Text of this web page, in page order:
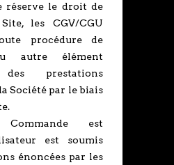
réserve le droit de
les CGV/CGU
procédure de
autre élément
prestations
Société par le biais
Commande est
est soumis
énoncées par les